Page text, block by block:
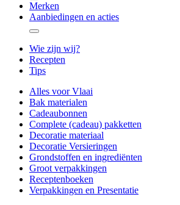
Merken
Aanbiedingen en acties
Wie zijn wij?
Recepten
Tips
Alles voor Vlaai
Bak materialen
Cadeaubonnen
Complete (cadeau) pakketten
Decoratie materiaal
Decoratie Versieringen
Grondstoffen en ingrediënten
Groot verpakkingen
Receptenboeken
Verpakkingen en Presentatie